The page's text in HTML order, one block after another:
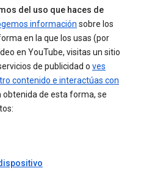
del uso que haces de
información sobre los
en la que los usas (por
en YouTube, visitas un sitio
de publicidad o ves
contenido e interactúas con
obtenida de esta forma, se